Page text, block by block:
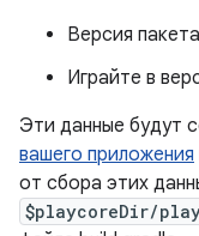
Версия
Играйте в
Эти данные будут
вашего приложения
от сбора этих
$playcoreDir/